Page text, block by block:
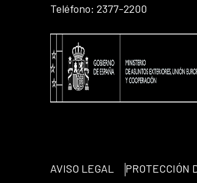
Teléfono: 2377-2200
AVISO LEGAL PROTECCIÓN